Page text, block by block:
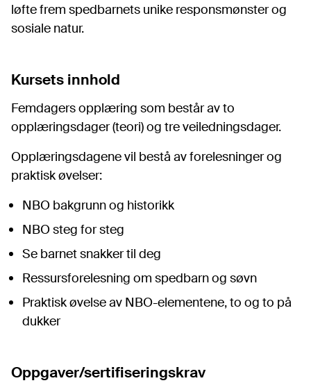
løfte frem spedbarnets unike responsmønster og
sosiale natur.
Kursets innhold
Femdagers opplæring som består av to
opplæringsdager (teori) og tre veiledningsdager.
Opplæringsdagene vil bestå av forelesninger og
praktisk øvelser:
NBO bakgrunn og historikk
NBO steg for steg
Se barnet snakker til deg
Ressursforelesning om spedbarn og søvn
Praktisk øvelse av NBO-elementene, to og to på
dukker
Oppgaver/sertifiseringskrav